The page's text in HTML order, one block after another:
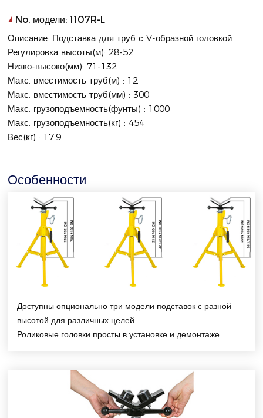
No. модели: 1107R-L
Описание: Подставка для труб с V-образной головкой
Регулировка высоты(м): 28-52
Низко-высоко(мм): 71-132
Макс. вместимость труб(м) : 12
Макс. вместимость труб(мм) : 300
Макс. грузоподъемность(фунты) : 1000
Макс. грузоподъемность(кг) : 454
Вес(кг) : 17.9
Особенности
Доступны опционально три модели подставок с разной
высотой для различных целей.
Роликовые головки просты в установке и демонтаже.